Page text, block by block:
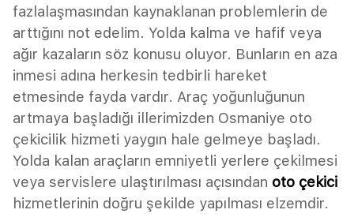
fazlalaşmasından kaynaklanan problemlerin de
arttığını not edelim. Yolda kalma ve hafif veya
ağır kazaların söz konusu oluyor. Bunların en aza
inmesi adına herkesin tedbirli hareket
etmesinde fayda vardır. Araç yoğunluğunun
artmaya başladığı illerimizden Osmaniye oto
çekicilik hizmeti yaygın hale gelmeye başladı.
Yolda kalan araçların emniyetli yerlere çekilmesi
veya servislere ulaştırılması açısından oto çekici
hizmetlerinin doğru şekilde yapılması elzemdir.